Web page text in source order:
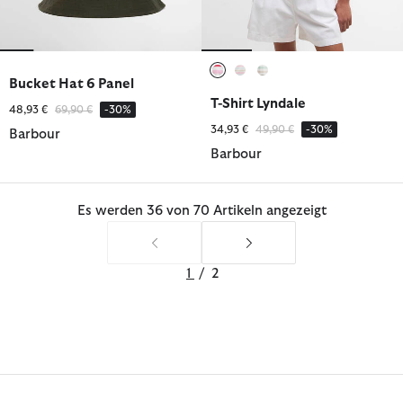
Bucket Hat 6 Panel
48,93 € Reduziert von
69,90 €bis-30%
Barbour
T-Shirt Lyndale
34,93 € Reduziert von
49,90 €bis-30%
Barbour
Es werden 36 von 70 Artikeln angezeigt
1 / 2